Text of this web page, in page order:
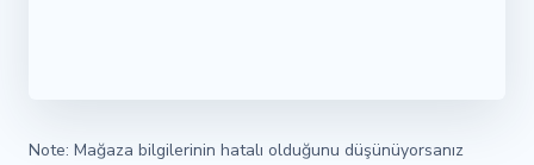
Note: Mağaza bilgilerinin hatalı olduğunu düşünüyorsanız